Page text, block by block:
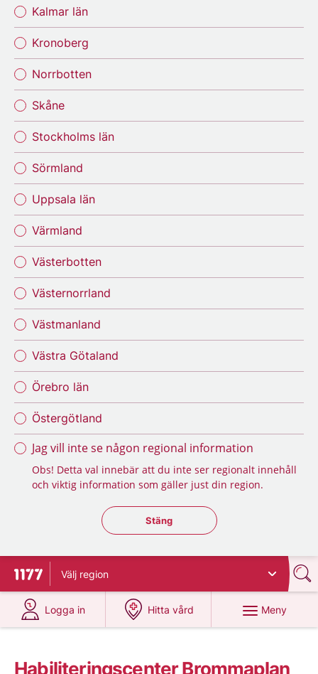
Kalmar län
Kronoberg
Norrbotten
Skåne
Stockholms län
Sörmland
Uppsala län
Värmland
Västerbotten
Västernorrland
Västmanland
Västra Götaland
Örebro län
Östergötland
Jag vill inte se någon regional information
Obs! Detta val innebär att du inte ser regionalt innehåll
och viktig information som gäller just din region.
Stäng regionsväljaren
Stäng
Till startsidan för 1177
Välj region
Logga in
på 1177.se
Hitta vård
på 1177.se
Meny
Habiliteringscenter Brommaplan